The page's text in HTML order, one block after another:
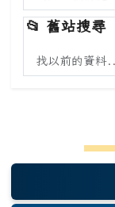
📂 舊站搜尋
搜尋舊站內容